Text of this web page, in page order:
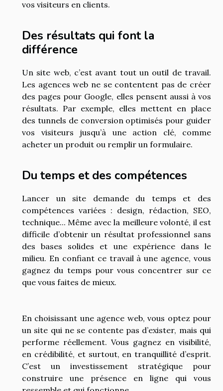
vos visiteurs en clients.
Des résultats qui font la
différence
Un site web, c’est avant tout un outil de travail.
Les agences web ne se contentent pas de créer
des pages pour Google, elles pensent aussi à vos
résultats. Par exemple, elles mettent en place
des tunnels de conversion optimisés pour guider
vos visiteurs jusqu’à une action clé, comme
acheter un produit ou remplir un formulaire.
Du temps et des compétences
Lancer un site demande du temps et des
compétences variées : design, rédaction, SEO,
technique... Même avec la meilleure volonté, il est
difficile d’obtenir un résultat professionnel sans
des bases solides et une expérience dans le
milieu. En confiant ce travail à une agence, vous
gagnez du temps pour vous concentrer sur ce
que vous faites de mieux.
En choisissant une agence web, vous optez pour
un site qui ne se contente pas d’exister, mais qui
performe réellement. Vous gagnez en visibilité,
en crédibilité, et surtout, en tranquillité d’esprit.
C’est un investissement stratégique pour
construire une présence en ligne qui vous